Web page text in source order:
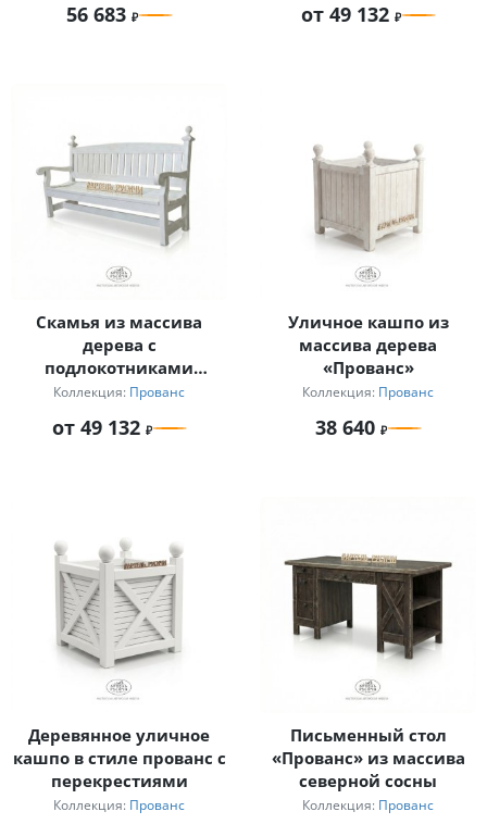
56 683 от 49 132
Скамья из массива
дерева с
подлокотниками
«Прованс»
Коллекция: Прованс
от 49 132
Уличное кашпо из
массива дерева
«Прованс»
Коллекция: Прованс
38 640
Деревянное уличное
кашпо в стиле прованс с
перекрестиями
Коллекция: Прованс
Письменный стол
«Прованс» из массива
северной сосны
Коллекция: Прованс